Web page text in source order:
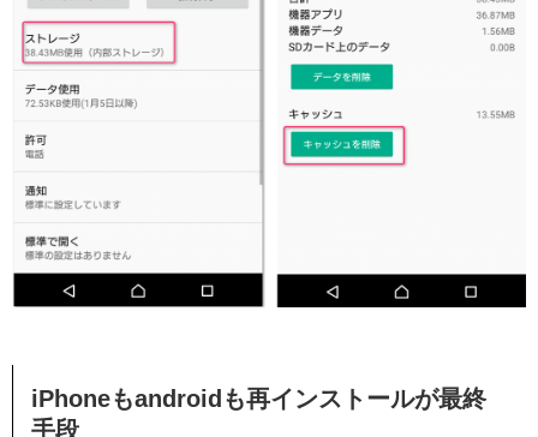
iPhoneもandroidも再インストールが最終
手段